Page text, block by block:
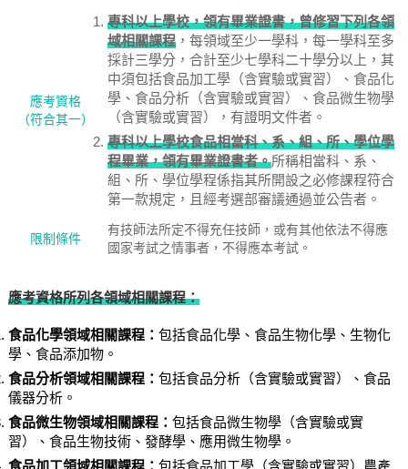
應考資格
（符合其一）
專科以上學校，領有畢業證書，曾修習下列各領
域相關課程，每領域至少一學科，每一學科至多
採計三學分，合計至少七學科二十學分以上，其
中須包括食品加工學（含實驗或實習）、食品化
學、食品分析（含實驗或實習）、食品微生物學
（含實驗或實習），有證明文件者。
專科以上學校食品相當科、系、組、所、學位學
程畢業，領有畢業證書者。所稱相當科、系、
組、所、學位學程係指其所開設之必修課程符合
第一款規定，且經考選部審議通過並公告者。
限制條件
有技師法所定不得充任技師，或有其他依法不得應
國家考試之情事者，不得應本考試。
應考資格所列各領域相關課程：
食品化學領域相關課程： 包括食品化學、食品生物化學、生物化
學、食品添加物。
食品分析領域相關課程： 包括食品分析（含實驗或實習）、食品
儀器分析。
食品微生物領域相關課程： 包括食品微生物學（含實驗或實
習）、食品生物技術、發酵學、應用微生物學。
食品加工領域相關課程： 包括食品加工學（含實驗或實習）農產